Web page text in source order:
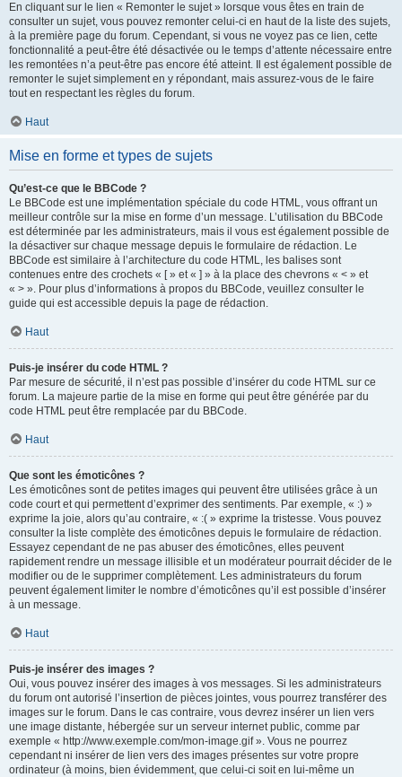
En cliquant sur le lien « Remonter le sujet » lorsque vous êtes en train de
consulter un sujet, vous pouvez remonter celui-ci en haut de la liste des sujets,
à la première page du forum. Cependant, si vous ne voyez pas ce lien, cette
fonctionnalité a peut-être été désactivée ou le temps d’attente nécessaire entre
les remontées n’a peut-être pas encore été atteint. Il est également possible de
remonter le sujet simplement en y répondant, mais assurez-vous de le faire
tout en respectant les règles du forum.
Haut
Mise en forme et types de sujets
Qu’est-ce que le BBCode ?
Le BBCode est une implémentation spéciale du code HTML, vous offrant un
meilleur contrôle sur la mise en forme d’un message. L’utilisation du BBCode
est déterminée par les administrateurs, mais il vous est également possible de
la désactiver sur chaque message depuis le formulaire de rédaction. Le
BBCode est similaire à l’architecture du code HTML, les balises sont
contenues entre des crochets « [ » et « ] » à la place des chevrons « < » et
« > ». Pour plus d’informations à propos du BBCode, veuillez consulter le
guide qui est accessible depuis la page de rédaction.
Haut
Puis-je insérer du code HTML ?
Par mesure de sécurité, il n’est pas possible d’insérer du code HTML sur ce
forum. La majeure partie de la mise en forme qui peut être générée par du
code HTML peut être remplacée par du BBCode.
Haut
Que sont les émoticônes ?
Les émoticônes sont de petites images qui peuvent être utilisées grâce à un
code court et qui permettent d’exprimer des sentiments. Par exemple, « :) »
exprime la joie, alors qu’au contraire, « :( » exprime la tristesse. Vous pouvez
consulter la liste complète des émoticônes depuis le formulaire de rédaction.
Essayez cependant de ne pas abuser des émoticônes, elles peuvent
rapidement rendre un message illisible et un modérateur pourrait décider de le
modifier ou de le supprimer complètement. Les administrateurs du forum
peuvent également limiter le nombre d’émoticônes qu’il est possible d’insérer
à un message.
Haut
Puis-je insérer des images ?
Oui, vous pouvez insérer des images à vos messages. Si les administrateurs
du forum ont autorisé l’insertion de pièces jointes, vous pourrez transférer des
images sur le forum. Dans le cas contraire, vous devrez insérer un lien vers
une image distante, hébergée sur un serveur internet public, comme par
exemple « http://www.exemple.com/mon-image.gif ». Vous ne pourrez
cependant ni insérer de lien vers des images présentes sur votre propre
ordinateur (à moins, bien évidemment, que celui-ci soit en lui-même un